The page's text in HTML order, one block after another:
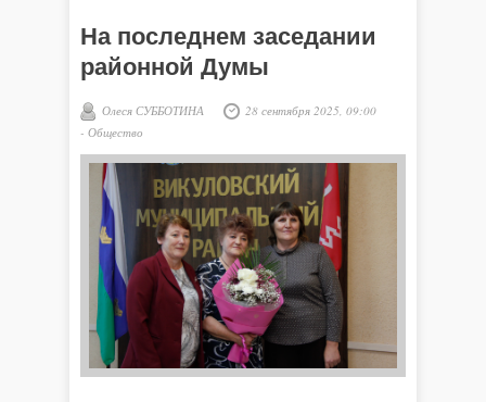
На последнем заседании
районной Думы
Олеся СУББОТИНА
28 сентября 2025, 09:00
- Общество